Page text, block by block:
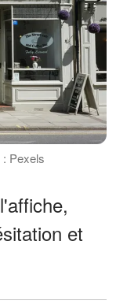
Pexels
et